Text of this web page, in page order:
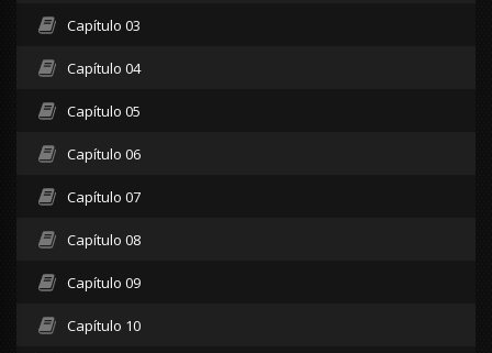
Capítulo 03
Capítulo 04
Capítulo 05
Capítulo 06
Capítulo 07
Capítulo 08
Capítulo 09
Capítulo 10